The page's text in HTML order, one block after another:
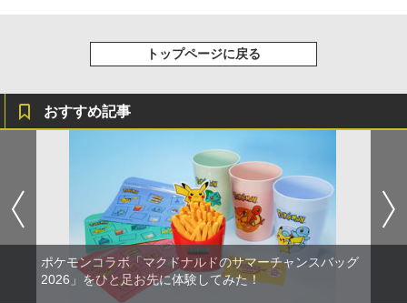
トップページに戻る
おすすめ記事
ポケモンコラボ「マクドナルドのサマーチャンスバッグ
2026」をひと足お先に体験してみた！